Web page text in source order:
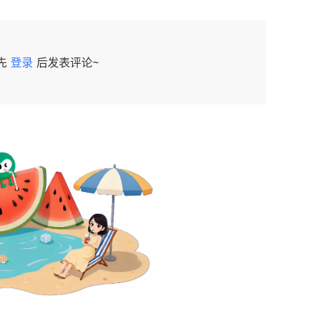
登录 后发表评论~